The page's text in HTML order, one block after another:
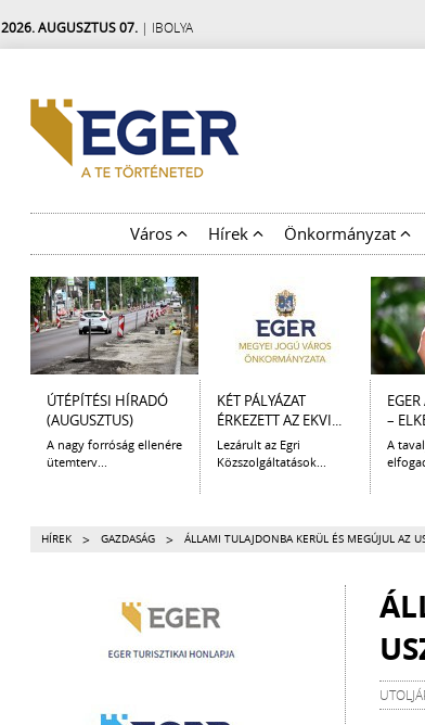
2026. AUGUSZTUS 07. | IBOLYA
Város Hírek Önkormányzat
ÚTÉPÍTÉSI HÍRADÓ
(AUGUSZTUS)
A nagy forróság ellenére
ütemterv...
KÉT PÁLYÁZAT
ÉRKEZETT AZ EKVI...
Lezárult az Egri
Közszolgáltatások...
–
A
HÍREK > GAZDASÁG > ÁLLAMI TULAJDONBA KERÜL ÉS MEGÚJUL AZ